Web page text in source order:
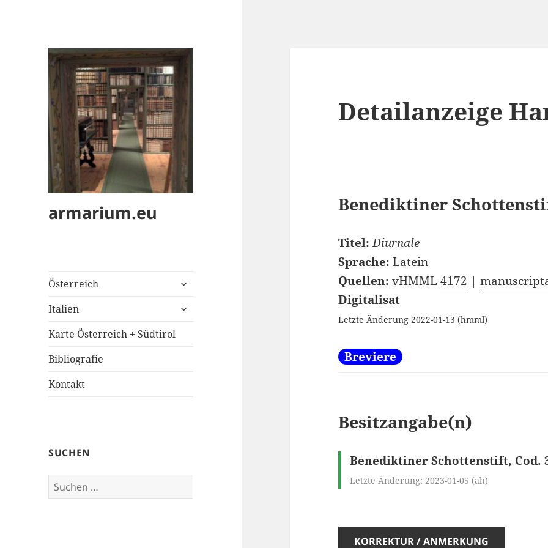
armarium.eu
Österreich
untermenü
Italien
untermenü
Karte Österreich + Südtirol
Bibliografie
Kontakt
SUCHEN
Suchen
nach:
Detailanzeige
Benediktiner
Titel:Diurnale
Sprache:Latein
Quellen:vHMML4172 |
Digitalisat
Letzte Änderung 2022-01-13 (hmml)
Breviere
Besitzangabe(n)
Benediktiner Schottenstift, Cod.
Letzte Änderung: 2023-01-05 (ah)